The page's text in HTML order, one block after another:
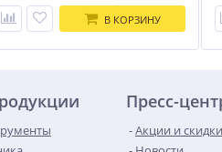
В КОРЗИНУ
Пресс-
Акции и скидки